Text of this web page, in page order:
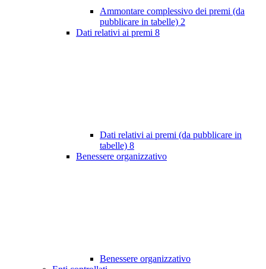
Ammontare complessivo dei premi (da
pubblicare in tabelle) 2
Dati relativi ai premi 8
Dati relativi ai premi (da pubblicare in
tabelle) 8
Benessere organizzativo
Benessere organizzativo